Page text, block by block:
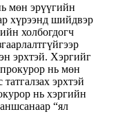
мөн эрүүгийн
хүрээнд шийдвэр
холбогдогч
эрхтэй. Хэргийг
нь мөн
эрхтэй
нь хэргийн
“ял